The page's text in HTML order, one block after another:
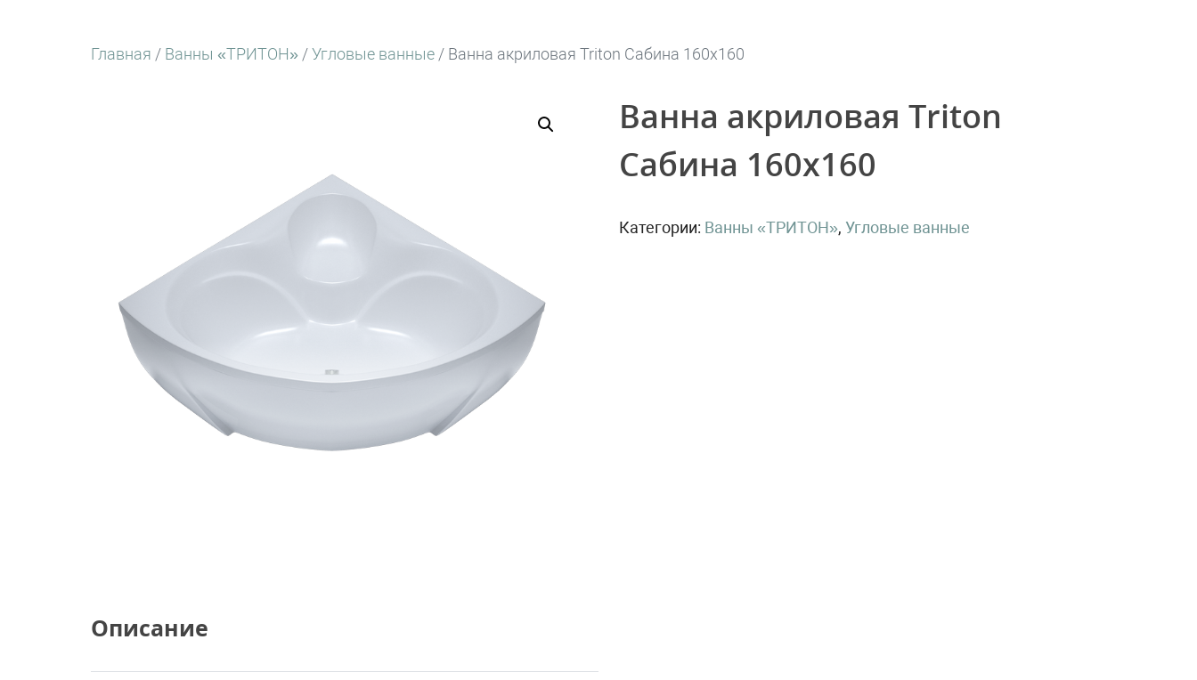
Главная / Ванны «ТРИТОН» /Угловые ванные / Ванна акриловая Triton Сабина 160х160
Ванна акриловая Triton
Сабина 160х160
Категории: Ванны «ТРИТОН», Угловые ванные
Описание